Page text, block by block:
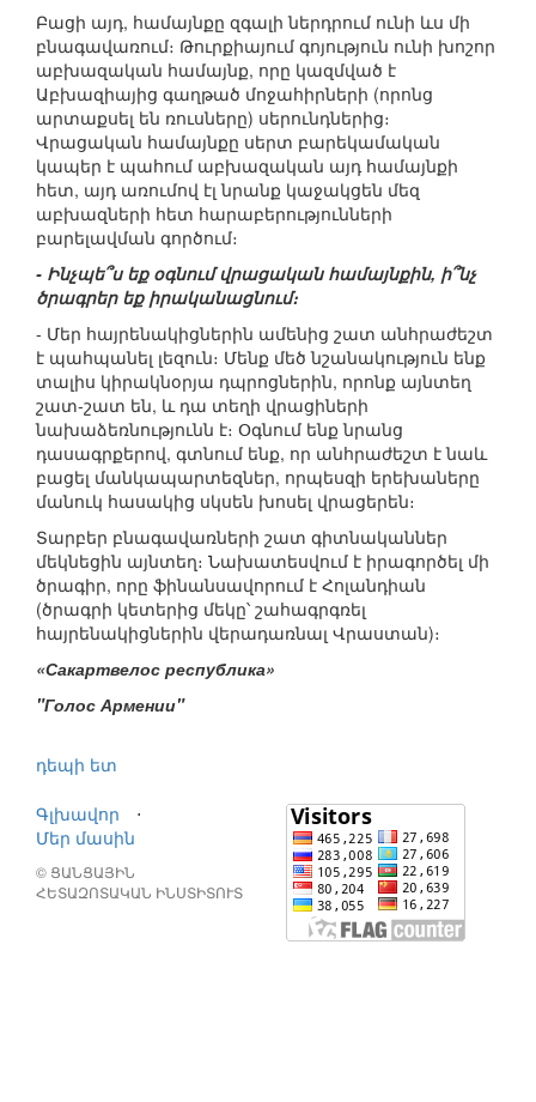
Բացի այդ, համայնքը զգալի ներդրում ունի ևս մի
բնագավառում։ Թուրքիայում գոյություն ունի խոշոր
աբխազական համայնք, որը կազմված է
Աբխազիայից գաղթած մոջահիրների (որոնց
արտաքսել են ռուսները) սերունդներից։
Վրացական համայնքը սերտ բարեկամական
կապեր է պահում աբխազական այդ համայնքի
հետ, այդ առումով էլ նրանք կաջակցեն մեզ
աբխազների հետ հարաբերությունների
բարելավման գործում։
- Ինչպե՞ս եք օգնում վրացական համայնքին, ի՞նչ
ծրագրեր եք իրականացնում։
- Մեր հայրենակիցներին ամենից շատ անհրաժեշտ
է պահպանել լեզուն։ Մենք մեծ նշանակություն ենք
տալիս կիրակնօրյա դպրոցներին, որոնք այնտեղ
շատ-շատ են, և դա տեղի վրացիների
նախաձեռնությունն է։ Օգնում ենք նրանց
դասագրքերով, գտնում ենք, որ անհրաժեշտ է նաև
բացել մանկապարտեզներ, որպեսզի երեխաները
մանուկ հասակից սկսեն խոսել վրացերեն։
Տարբեր բնագավառների շատ գիտնականներ
մեկնեցին այնտեղ։ Նախատեսվում է իրագործել մի
ծրագիր, որը ֆինանսավորում է Հոլանդիան
(ծրագրի կետերից մեկը՝ շահագրգռել
հայրենակիցներին վերադառնալ Վրաստան)։
«Сакартвелос республика»
"Голос Армении"
դեպի ետ
Գլխավոր
⋅
Մեր մասին
© ՑԱՆՑԱՅԻՆ
ՀԵՏԱԶՈՏԱԿԱՆ ԻՆՍՏԻՏՈՒՏ